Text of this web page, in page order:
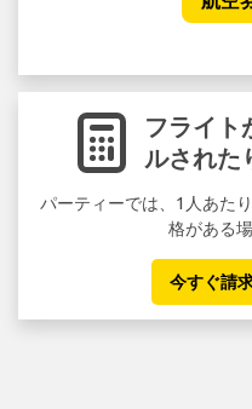
フライト
ルされた
パーティーでは、1人あた
格がある
今すぐ請